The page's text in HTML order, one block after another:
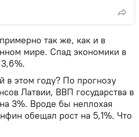
так же, как и в
мире. Спад экономики в
в этом году? По прогнозу
Латвии, ВВП государства в
3%. Вроде бы неплохая
обещал рост на 5,1%. Что